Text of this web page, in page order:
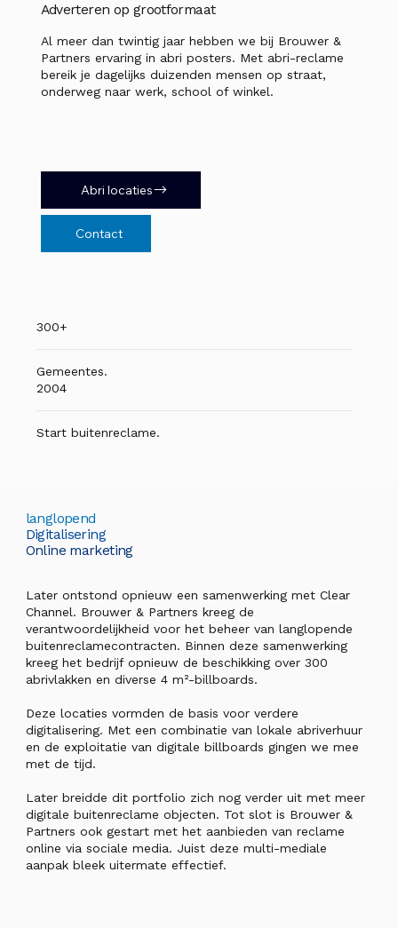
Adverteren op grootformaat
Al meer dan twintig jaar hebben we bij Brouwer &
Partners ervaring in abri posters. Met abri-reclame
bereik je dagelijks duizenden mensen op straat,
onderweg naar werk, school of winkel.
Abri locaties
Contact
300+
Gemeentes.
2004
Start buitenreclame.
langlopend
Digitalisering
Online marketing
Later ontstond opnieuw een samenwerking met Clear
Channel. Brouwer & Partners kreeg de
verantwoordelijkheid voor het beheer van langlopende
buitenreclamecontracten. Binnen deze samenwerking
kreeg het bedrijf opnieuw de beschikking over 300
abrivlakken en diverse 4 m²-billboards.
Deze locaties vormden de basis voor verdere
digitalisering. Met een combinatie van lokale abriverhuur
en de exploitatie van digitale billboards gingen we mee
met de tijd.
Later breidde dit portfolio zich nog verder uit met meer
digitale buitenreclame objecten. Tot slot is Brouwer &
Partners ook gestart met het aanbieden van reclame
online via sociale media. Juist deze multi-mediale
aanpak bleek uitermate effectief.